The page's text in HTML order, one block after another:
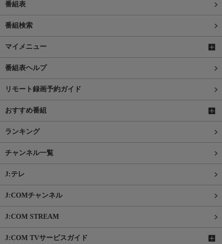
番組表
番組検索
マイメニュー
番組表ヘルプ
リモート録画予約ガイド
おすすめ番組
ランキング
チャンネル一覧
J:テレ
J:COMチャンネル
J:COM STREAM
J:COM TVサービスガイド